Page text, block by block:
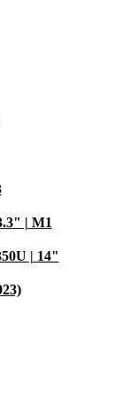
- la creatività
ricondizionato
dispositivo
più valore per te
adatto per il
| M1
| 14"